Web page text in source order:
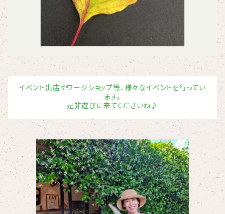
イベント出店やワークショップ等、様々なイベントを行ってい
ます。
是非遊びに来てくださいね♪